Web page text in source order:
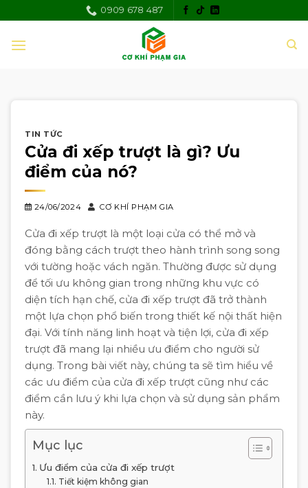
content
0909 678 487
TIN TỨC
Cửa đi xếp trượt là gì? Ưu
điểm của nó?
24/06/2024 CƠ KHÍ PHẠM GIA
Cửa đi xếp trượt là một loại cửa có thể mở và
đóng bằng cách trượt theo hành trình song song
với tường hoặc vách ngăn. Thường được sử dụng
để tối ưu không gian trong những khu vực có
diện tích hạn chế, cửa đi xếp trượt đã trở thành
một lựa chọn phổ biến trong thiết kế nội thất hiện
đại. Với tính năng linh hoạt và tiện lợi, cửa đi xếp
trượt đã mang lại nhiều ưu điểm cho người sử
dụng. Trong bài viết này, chúng ta sẽ tìm hiểu về
các ưu điểm của cửa đi xếp trượt cũng như các
điểm cần lưu ý khi lựa chọn và sử dụng sản phẩm
này.
Mục lục
Ưu điểm của cửa đi xếp trượt
Tiết kiệm không gian